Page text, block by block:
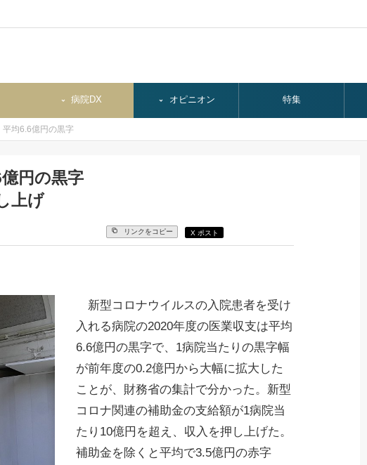
病院DX オピニオン 特集
平均6.6億円の黒字
円の黒字
上げ
リンクをコピー X ポスト
新型コロナウイルスの入院患者を受け
入れる病院の2020年度の医業収支は平均
6.6億円の黒字で、1病院当たりの黒字幅
が前年度の0.2億円から大幅に拡大した
ことが、財務省の集計で分かった。新型
コロナ関連の補助金の支給額が1病院当
たり10億円を超え、収入を押し上げた。
補助金を除くと平均で3.5億円の赤字